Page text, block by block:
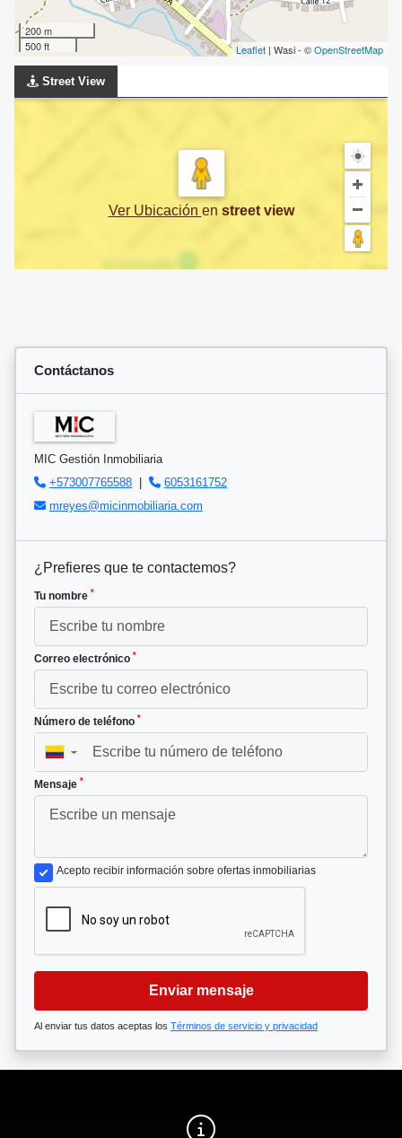
200 m
500 ft
Leaflet | Wasi - ©OpenStreetMap
Street View
Ver Ubicación en street view
Contáctanos
MIC Gestión Inmobiliaria
+573007765588 |
6053161752
mreyes@micinmobiliaria.com
¿Prefieres que te contactemos?
Tu nombre *
Correo electrónico *
Número de teléfono *
▼
Mensaje *
Acepto recibir información sobre ofertas inmobiliarias
Enviar mensaje
Al enviar tus datos aceptas los Términos de servicio y privacidad